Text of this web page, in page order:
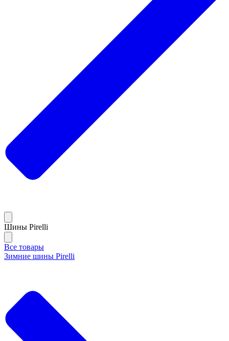
Шины Pirelli
Все товары
Зимние шины Pirelli